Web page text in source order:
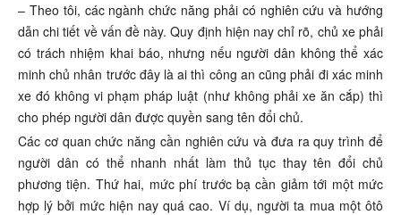
– Theo tôi, các ngành chức năng phải có nghiên cứu và hướng
dẫn chi tiết về vấn đề này. Quy định hiện nay chỉ rõ, chủ xe phải
có trách nhiệm khai báo, nhưng nếu người dân không thể xác
minh chủ nhân trước đây là ai thì công an cũng phải đi xác minh
xe đó không vi phạm pháp luật (như không phải xe ăn cắp) thì
cho phép người dân được quyền sang tên đổi chủ.
Các cơ quan chức năng cần nghiên cứu và đưa ra quy trình để
người dân có thể nhanh nhất làm thủ tục thay tên đổi chủ
phương tiện. Thứ hai, mức phí trước bạ cần giảm tới một mức
hợp lý bởi mức hiện nay quá cao. Ví dụ, người ta mua một ôtô